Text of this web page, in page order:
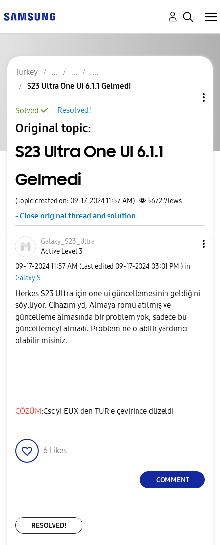
Turkey
S23 Ultra One UI 6.1.1 Gelmedi
Resolved!
Solved
Original topic:
S23 Ultra One UI 6.1.1
Gelmedi
(Topic created on: 09-17-2024 11:57 AM) 5672Views
- Close original thread and solution
Galaxy_S23_Ultra
Active Level 3
‎09-17-202411:57 AM (Last edited ‎09-17-2024 03:01 PM ) in
Galaxy S
Herkes S23 Ultra için one ui güncellemesinin geldiğini
söylüyor. Cihazım yd, Almaya romu atılmış ve
güncelleme almasında bir problem yok, sadece bu
güncellemeyi almadı. Problem ne olabilir yardımcı
olabilir misiniz.
CÖZÜM:Csc yi EUX den TUR e çevirince düzeldi
6 Likes
COMMENT
RESOLVED!